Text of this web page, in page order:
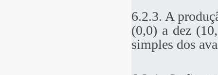
6.2.3. A
(0,0) a dez
simples dos